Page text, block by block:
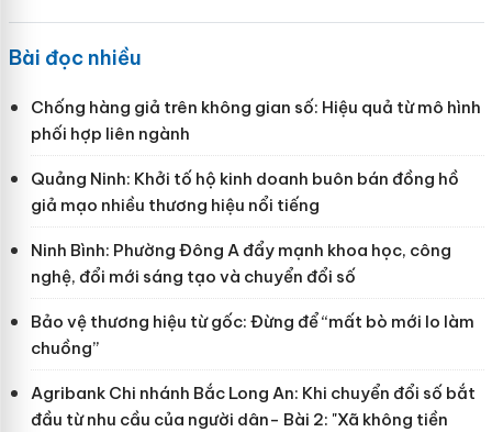
Bài đọc nhiều
Chống hàng giả trên không gian số: Hiệu quả từ mô hình
phối hợp liên ngành
Quảng Ninh: Khởi tố hộ kinh doanh buôn bán đồng hồ
giả mạo nhiều thương hiệu nổi tiếng
Ninh Bình: Phường Đông A đẩy mạnh khoa học, công
nghệ, đổi mới sáng tạo và chuyển đổi số
Bảo vệ thương hiệu từ gốc: Đừng để “mất bò mới lo làm
chuồng”
Agribank Chi nhánh Bắc Long An: Khi chuyển đổi số bắt
đầu từ nhu cầu của người dân- Bài 2: "Xã không tiền